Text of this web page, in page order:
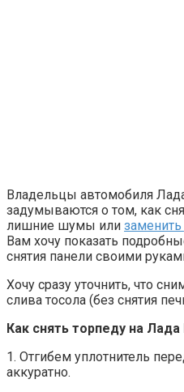
Владельцы автомобиля
задумываются о том, как
лишние шумы или
Вам хочу показать
снятия панели своими
Хочу сразу уточнить, что
слива тосола (без снятия
Как снять торпеду на
1. Отгибем уплотнитель
аккуратно.